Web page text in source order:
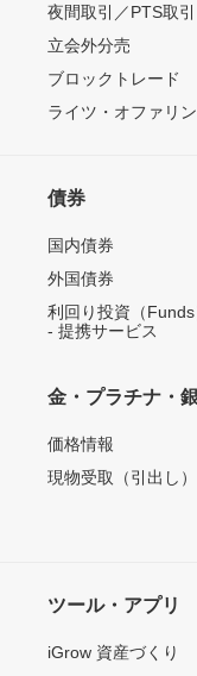
夜間取引／PTS取
立会外分売
ブロックトレード
ライツ・オファリ
債券
国内債券
外国債券
利回り投資（Funds
- 提携サービス
金・プラチナ・銀
価格情報
現物受取（引出し）
ツール・アプリ
iGrow 資産づくり